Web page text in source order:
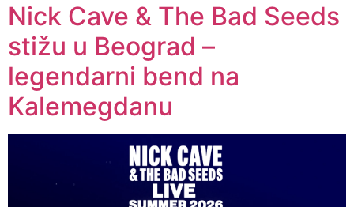
Nick Cave & The Bad Seeds
stižu u Beograd –
legendarni bend na
Kalemegdanu